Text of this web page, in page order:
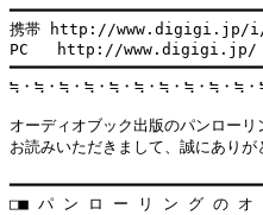
携帯 http://www.digigi.jp/
PC   http://www.digigi.jp/
≒・≒・≒・≒・≒・≒・≒・≒・≒・≒
オーディオブック出版のパンロー
お読みいただきまして、誠にありが
□■ パ ン ロ ー リ ン グ の オ